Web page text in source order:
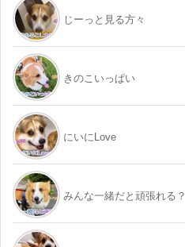
じーっと見る方々
きのこいっぱい
にいにLove
みんな一緒だと頑張れる？